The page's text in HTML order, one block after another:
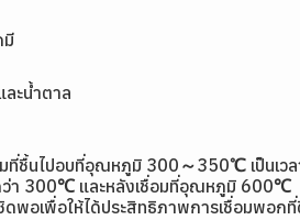
มี
ะน้ำตาล
ที่ชื้นไปอบที่อุณหภูมิ 300～350℃ เป็นเว
ว่า 300℃ และหลังเชื่อมที่อุณหภูมิ 600℃
ดพอเพื่อให้ได้ประสิทธิภาพการเชื่อมพอก